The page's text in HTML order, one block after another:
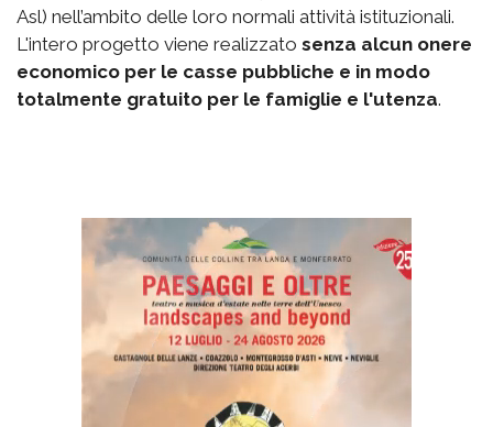
Asl) nell’ambito delle loro normali attività istituzionali.
L'intero progetto viene realizzato senza alcun onere
economico per le casse pubbliche e in modo
totalmente gratuito per le famiglie e l'utenza.